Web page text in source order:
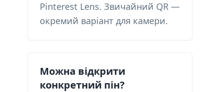
Pinterest Lens. Звичайний QR —
окремий варіант для камери.
Можна відкрити
конкретний пін?